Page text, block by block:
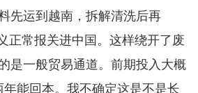
先运到越南，拆解清洗后再
正常报关进中国。这样绕开了废
是一般贸易通道。前期投入大概
年能回本。我不确定这是不是长